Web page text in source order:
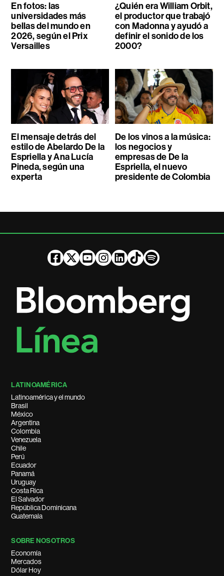
En fotos: las
universidades más
bellas del mundo en
2026, según el Prix
Versailles
¿Quién era William Orbit,
el productor que trabajó
con Madonna y ayudó a
definir el sonido de los
2000?
El mensaje detrás del
estilo de Abelardo De la
Espriella y Ana Lucía
Pineda, según una
experta
De los vinos a la música:
los negocios y
empresas de De la
Espriella, el nuevo
presidente de Colombia
LATINOAMÉRICA
Latinoamérica y el mundo
Brasil
México
Argentina
Colombia
Venezuela
Chile
Perú
Ecuador
Panamá
Uruguay
Costa Rica
El Salvador
República Dominicana
Guatemala
SOBRE NOSOTROS
Economía
Mercados
Dólar Hoy